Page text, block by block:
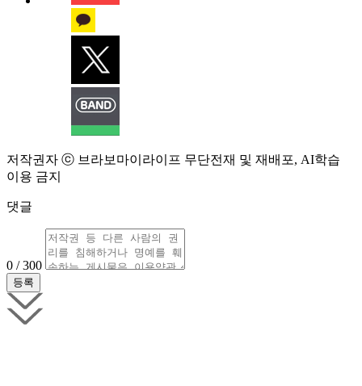
저작권자 ⓒ 브라보마이라이프 무단전재 및 재배포, AI학습
이용 금지
댓글
0 / 300